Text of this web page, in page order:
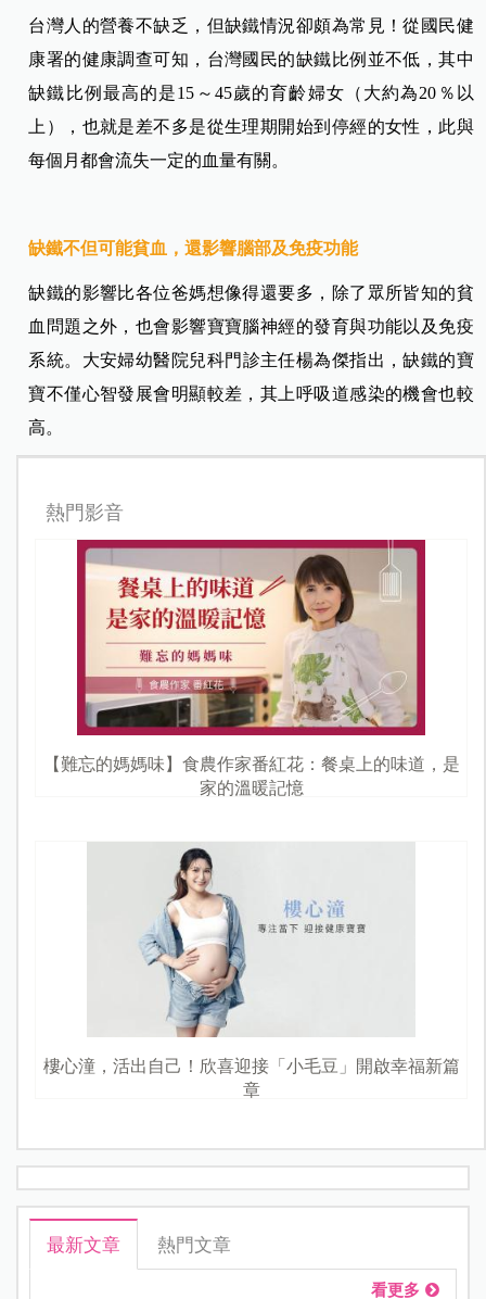
台灣人的營養不缺乏，但缺鐵情況卻頗為常見！從國民健
康署的健康調查可知，台灣國民的缺鐵比例並不低，其中
缺鐵比例最高的是15～45歲的育齡婦女（大約為20％以
上），也就是差不多是從生理期開始到停經的女性，此與
每個月都會流失一定的血量有關。
缺鐵不但可能貧血，還影響腦部及免疫功能
缺鐵的影響比各位爸媽想像得還要多，除了眾所皆知的貧
血問題之外，也會影響寶寶腦神經的發育與功能以及免疫
系統。 大安婦幼醫院兒科門診主任楊為傑指出，缺鐵的寶
寶不僅心智發展會明顯較差，其上呼吸道感染的機會也較
高。
熱門影音
【難忘的媽媽味】食農作家番紅花：餐桌上的味道，是
家的溫暖記憶
樓心潼，活出自己！欣喜迎接「小毛豆」開啟幸福新篇
章
最新文章 熱門文章
看更多